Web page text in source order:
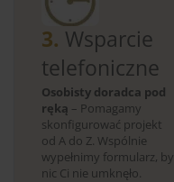
3. Wsparcie
telefoniczne
Osobisty doradca pod
ręką – Pomagamy
skonfigurować projekt
od A do Z. Wspólnie
wypełnimy formularz, by
nic Ci nie umknęło.